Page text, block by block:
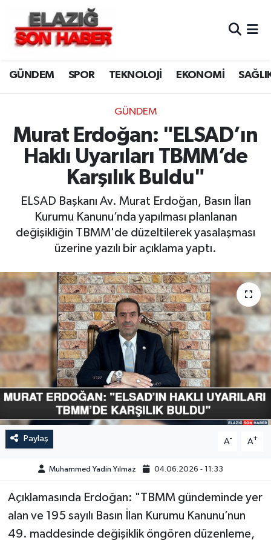
GÜNDEM SPOR TEKNOLOJİ EKONOMİ
GÜNDEM
Murat Erdoğan: "ELSAD’ın
Haklı Uyarıları TBMM’de
Karşılık Buldu"
ELSAD Başkanı Av. Murat Erdoğan, Basın İlan
Kurumu Kanunu’nda yapılması planlanan
değişikliğin TBMM'de düzeltilerek yasalaşması
üzerine yazılı bir açıklama yaptı.
Paylaş A- A+
Muhammed Yadin Yılmaz 04.06.2026 - 11:33
Açıklamasında Erdoğan: "TBMM gündeminde yer
alan ve 195 sayılı Basın İlan Kurumu Kanunu’nun
49. maddesinde değişiklik öngören düzenleme,
CANLI YAYIN
ASAYİŞ
BİLİM VE TEKNOLOJİ
DÜNYA
EĞİTİM
EKONOMİ
ELAZIĞ
GÜNDEM
HABERDE İNSAN
KÜLTÜR-SANAT
MAGAZİN
MEDYA
ÖZEL HABER
POLİTİKA
SAĞLIK
Merkez Hava Durumu
Merkez Trafik Yoğunluk Haritası
Süper Lig Puan Durumu ve Fikstür
Tüm Manşetler
Son Dakika Haberleri
Haber Arşivi